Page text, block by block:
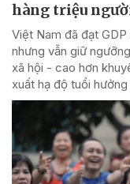
hàng triệu
Việt Nam đã đạt
nhưng vẫn giữ
xã hội - cao hơn
xuất hạ độ tuổi